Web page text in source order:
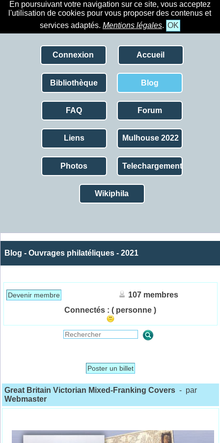
En poursuivant votre navigation sur ce site, vous acceptez
l'utilisation de cookies pour vous proposer des contenus et
services adaptés. Mentions légales. OK
Connexion Accueil
Bibliothèque Blog
FAQ Forum
Liens Mulhouse 2022
Photos Telechargement
Wikiphila
Blog - Ouvrages philatéliques - 2021
Devenir membre
107 membres
Connectés : ( personne )
Poster un billet
Great Britain Victorian Mixed-Franking Covers - par
Webmaster